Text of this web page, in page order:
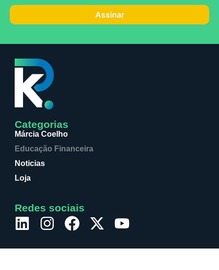
Assinar
Categorias
Márcia Coelho
Educação Financeira
Noticias
Loja
Redes sociais